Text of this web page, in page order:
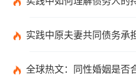
实践中原夫妻共同债务承担规定是什么？离婚
全球热文：同性婚姻是否合法化吗？同性